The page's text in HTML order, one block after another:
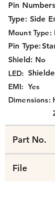
Pin
Type: Side
Mount Type:
Pin Type:
No
LED:
Shield:
EMI: Yes
Dimensions:
Part No.
File